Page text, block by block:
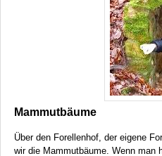
Mammutbäume
Über den Forellenhof, der eigene
wir die Mammutbäume. Wenn man